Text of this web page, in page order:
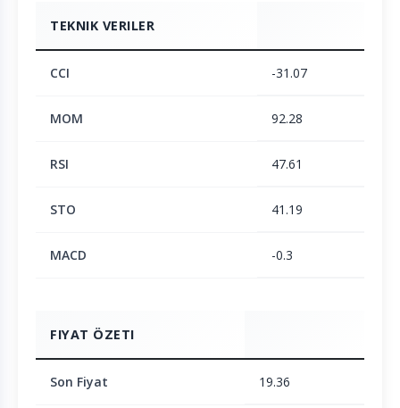
TEKNIK VERILER
CCI -31.07
MOM 92.28
RSI 47.61
STO 41.19
MACD -0.3
FIYAT ÖZETI
Son Fiyat 19.36